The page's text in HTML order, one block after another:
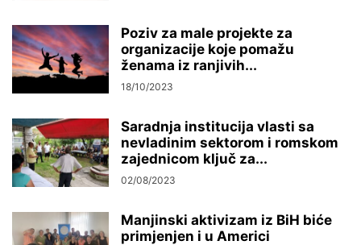
Poziv za male projekte za
organizacije koje pomažu
ženama iz ranjivih...
18/10/2023
Saradnja institucija vlasti sa
nevladinim sektorom i romskom
zajednicom ključ za...
02/08/2023
Manjinski aktivizam iz BiH biće
primjenjen i u Americi